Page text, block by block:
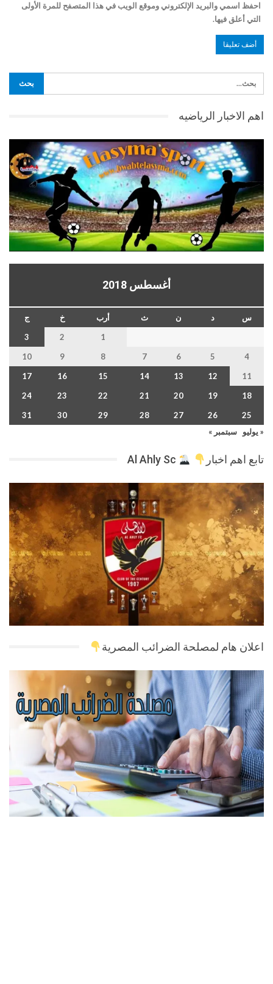
احفظ اسمي والبريد الإلكتروني وموقع الويب في هذا المتصفح للمرة الأولى
التي أعلق فيها.
اهم الاخبار الرياضيه
أغسطس 2018
س د ن ث أرب خ
ج
1
2
3
4
5
6
7
8
9
10
11
12
13
14
15
16
17
18
19
20
21
22
23
24
25
26
27
28
29
30
31
« يوليو
سبتمبر »
تابع اهم اخبار
اعلان هام لمصلحة الضرائب المصرية